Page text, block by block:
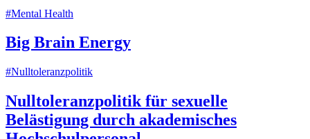
#Mental Health
Big Brain Energy
#Nulltoleranzpolitik
Nulltoleranzpolitik für sexuelle
Belästigung durch akademisches